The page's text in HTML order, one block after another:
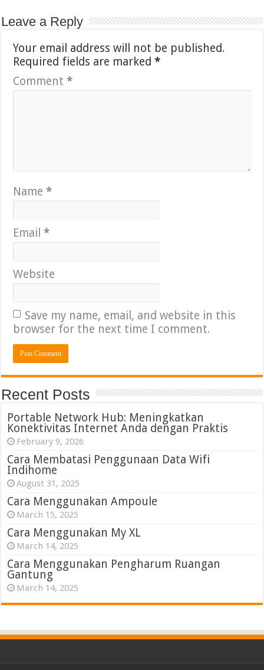
Leave a Reply
Your email address will not be published.
Required fields are marked*
Comment*
Name*
Email*
Website
Save my name, email, and website in this
browser for the next time I comment.
Recent Posts
Portable Network Hub: Meningkatkan
Konektivitas Internet Anda dengan Praktis
February 9, 2026
Cara Membatasi Penggunaan Data Wifi
Indihome
August 31, 2025
Cara Menggunakan Ampoule
March 15, 2025
Cara Menggunakan My XL
March 14, 2025
Cara Menggunakan Pengharum Ruangan
Gantung
March 14, 2025